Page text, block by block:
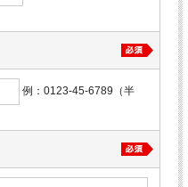
例：0123-45-6789（半